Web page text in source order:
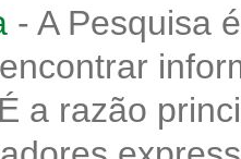
- A Pesquisa
a razão